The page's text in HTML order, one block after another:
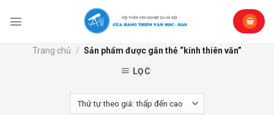
Trang chủ / Sản phẩm được gắn thẻ “kính thiên văn”
LỌC